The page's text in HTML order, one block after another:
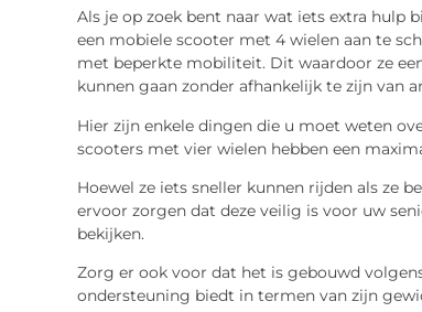
Als je op zoek bent naar wat iets extra hulp
een ​​mobiele scooter met 4 wielen aan te
met beperkte mobiliteit. Dit waardoor ze
kunnen gaan zonder afhankelijk te zijn van
Hier zijn enkele dingen die u moet weten
scooters met vier wielen hebben een
Hoewel ze iets sneller kunnen rijden als ze
ervoor zorgen dat deze veilig is voor uw
bekijken.
Zorg er ook voor dat het is gebouwd
ondersteuning biedt in termen van zijn